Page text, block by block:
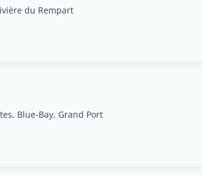
du Rempart
Blue-Bay, Grand Port